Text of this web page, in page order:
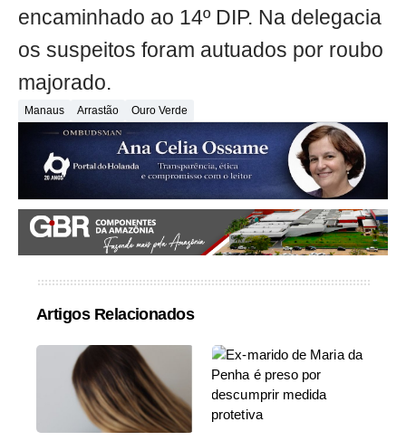
encaminhado ao 14º DIP. Na delegacia
os suspeitos foram autuados por roubo
majorado.
Manaus Arrastão Ouro Verde
Artigos Relacionados